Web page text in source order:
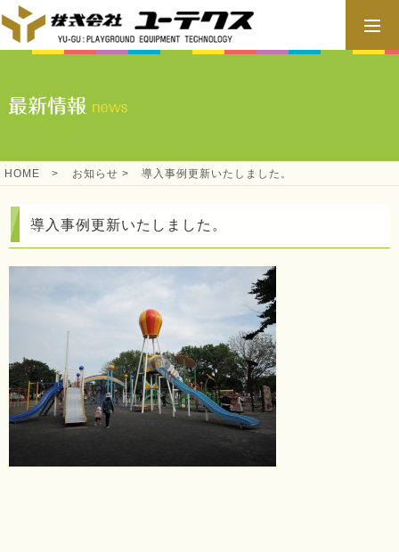
HOME > お知らせ > 導入事例更新いたしました。
導入事例更新いたしました。